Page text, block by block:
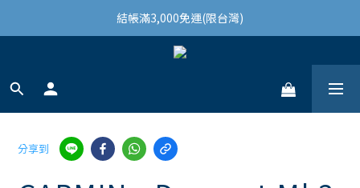
結帳滿3,000免運(限台灣)
註冊會員領100購物金
分享到